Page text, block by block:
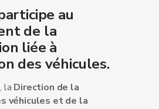
au
de la
liée à
des véhicules.
la Direction de la
véhicules et de la